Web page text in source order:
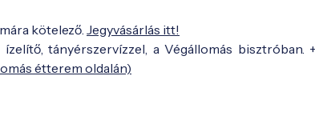
kötelező. Jegyvásárlás itt!
tányérszervízzel, a Végállomás bisztróban.
étterem oldalán)